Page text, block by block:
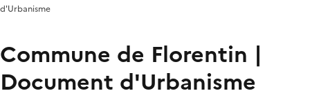
d'Urbanisme
Commune de Florentin |
Document d'Urbanisme